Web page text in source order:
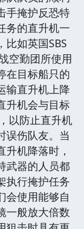
手掩护反恐特
务的直升机一
比如英国SBS
空勤团所使用
在目标船只的
输直升机上降
升机会与目标
以防止直升机
误伤队友。当
机降落时，
武器的人员都
执行掩护任务
会使用能够自
一般放大倍数